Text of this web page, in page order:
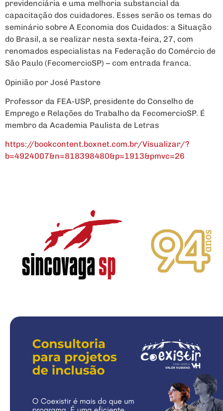
previdenciária e uma melhoria substancial da
capacitação dos cuidadores. Esses serão os temas do
seminário sobre A Economia dos Cuidados: a Situação
do Brasil, a se realizar nesta sexta-feira, 27, com
renomados especialistas na Federação do Comércio de
São Paulo (FecomercioSP) – com entrada franca.
Opinião por José Pastore
Professor da FEA-USP, presidente do Conselho de
Emprego e Relações do Trabalho da FecomercioSP. É
membro da Academia Paulista de Letras
https://bookcontent.boxnet.com.br/Visualizar/?
b=4924007&n=818398480&p=1913&pmvc=26